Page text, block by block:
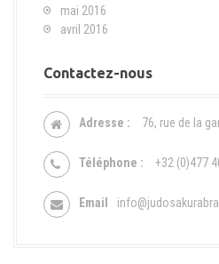
mai 2016
avril 2016
Contactez-nous
Adresse : 76, rue de la
Téléphone : +32 (0)477
Email